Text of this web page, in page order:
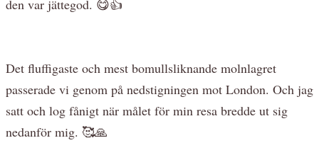
den var jättegod. 😋👍
Det fluffigaste och mest bomullsliknande molnlagret
passerade vi genom på nedstigningen mot London. Och jag
satt och log fånigt när målet för min resa bredde ut sig
nedanför mig. 🥰🙏